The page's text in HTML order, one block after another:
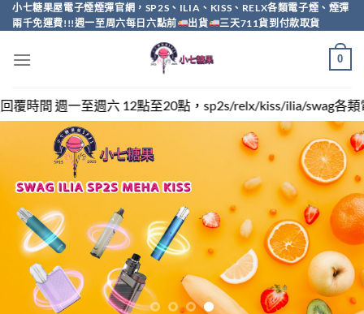
Skip
to
小七糖果屋電子煙煙彈官網，SP2S、ILIA、KISS、RELX各類電子煙、煙彈
兩千免運費!!!週一至周六每日六點前
出貨 三天711貨到付款取貨
0
至20點，sp2s/relx/kiss/ilia/swag各類電子煙煙彈買越多越便